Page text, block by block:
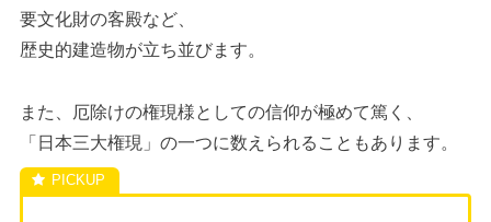
要文化財の客殿など、
歴史的建造物が立ち並びます。
また、厄除けの権現様としての信仰が極めて篤く、
「日本三大権現」の一つに数えられることもあります。